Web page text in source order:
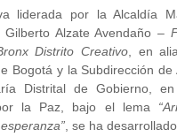
liderada por la Alcaldía
Gilberto Alzate Avendaño –
Distrito Creativo, en
Bogotá y la Subdirección de
Distrital de Gobierno,
la Paz, bajo el lema
, se ha